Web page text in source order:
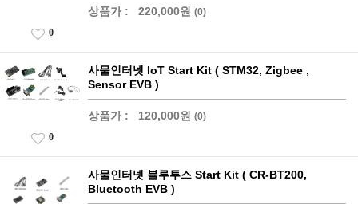
상품가 : 220,000원 (0)
0
사물인터넷 IoT Start Kit ( STM32, Zigbee ,
Sensor EVB )
상품가 : 120,000원 (0)
0
사물인터넷 블루투스 Start Kit ( CR-BT200,
Bluetooth EVB )